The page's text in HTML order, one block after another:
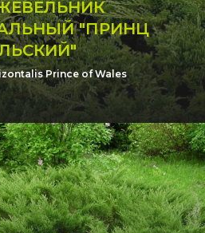
"ПРИНЦ
Prince of Wales